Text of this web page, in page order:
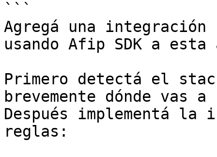
```
Agregá una integración
usando Afip SDK a
Primero detectá el
brevemente dónde vas
Después implementá
reglas: